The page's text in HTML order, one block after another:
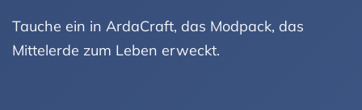
Tauche ein in ArdaCraft, das Modpack, das
Mittelerde zum Leben erweckt.